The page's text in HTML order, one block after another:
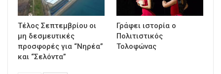
Τέλος Σεπτεμβρίου οι
μη δεσμευτικές
προσφορές για “Νηρέα”
και “Σελόντα”
Γράφει ιστορία ο
Πολιτιστικός
Τολοφώνας